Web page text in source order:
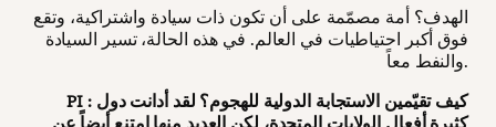
الهدف؟ أمة مصمّمة على أن تكون ذات سيادة واشتراكية، وتقع
فوق أكبر احتياطيات في العالم. في هذه الحالة، تسير السيادة
والنفط معاً.
PI : كيف تقيّمين الاستجابة الدولية للهجوم؟ لقد أدانت دول